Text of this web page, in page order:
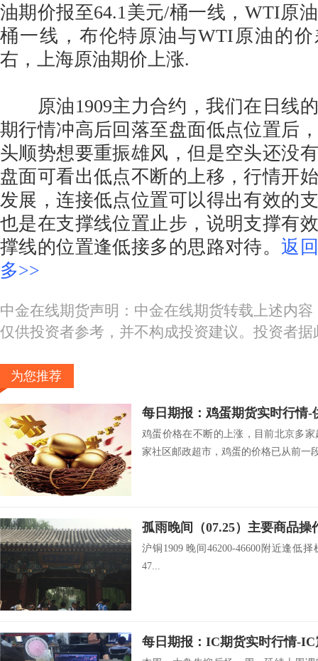
油期价报至64.1美元/桶一线，WTI原
桶一线，布伦特原油与WTI原油的
右，上海原油期价上涨.
原油1909主力合约，我们在日线
期行情冲高后回落至盘面低点位置后
头顺势想要重振雄风，但是空头还没
盘面可看出低点不断的上移，行情开
发展，连接低点位置可以得出有效的
也是在支撑线位置止步，说明支撑有
撑线的位置逢低接多的思路对待。返
多>>
中金在线期货声明：中金在线期货转载上述内
仅供投资者参考，并不构成投资建议。投资者
为您推荐
鸡蛋价格在不断的上涨，目前北京多
家社区邮政超市，鸡蛋的价格已从前一
孤雨晚间（07.25）主要商品操
沪铜1909 晚间46200-46600附近逢低
47...
每日期报：IC期货实时行情-